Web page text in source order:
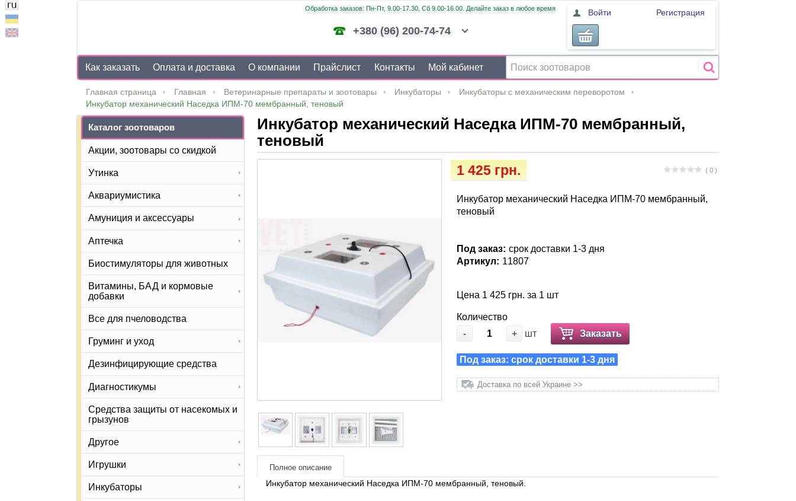
Обработка заказов: Пн-Пт, 9.00-17.30, Сб 9.00-16.00. Делайте заказ в любое время
+380 (96) 200-74-74
Войти Регистрация
Как заказать Оплата и доставка О компании Прайслист Контакты Мой кабинет
Главная страница Главная Ветеринарные препараты и зоотовары Инкубаторы
Инкубаторы с механическим переворотом
Инкубатор механический Наседка ИПМ-70 мембранный, теновый
Инкубатор механический Наседка ИПМ-70 мембранный,
теновый
( 0 )
1 425 грн.
Инкубатор механический Наседка ИПМ-70 мембранный,
теновый
Под заказ: срок доставки 1-3 дня
Артикул: 11807
Цена 1 425 грн. за 1 шт
Количество
-
+ шт Заказать
Под заказ: срок доставки 1-3 дня
Доставка по всей Украине >>
Полное описание
Инкубатор механический Наседка ИПМ-70 мембранный, теновый.
Каталог зоотоваров
Акции, зоотовары со скидкой
Утинка
Аквариумистика
Амуниция и аксессуары
Аптечка
Биостимуляторы для животных
Витамины, БАД и кормовые
добавки
Все для пчеловодства
Груминг и уход
Дезинфицирующие средства
Диагностикумы
Средства защиты от насекомых и
грызунов
Другое
Игрушки
Инкубаторы